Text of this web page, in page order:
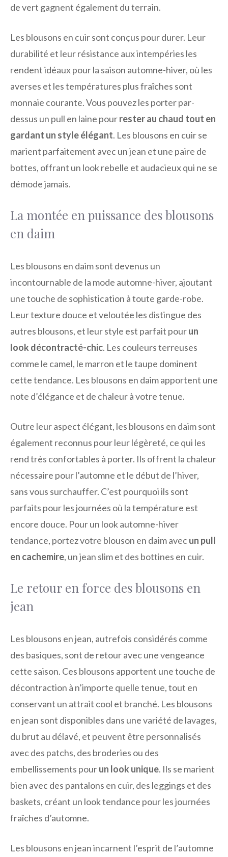
de vert gagnent également du terrain.
Les blousons en cuir sont conçus pour durer. Leur
durabilité et leur résistance aux intempéries les
rendent idéaux pour la saison automne-hiver, où les
averses et les températures plus fraîches sont
monnaie courante. Vous pouvez les porter par-
dessus un pull en laine pourrester au chaud tout en
gardant un style élégant. Les blousons en cuir se
marient parfaitement avec un jean et une paire de
bottes, offrant un look rebelle et audacieux qui ne se
démode jamais.
La montée en puissance des blousons
en daim
Les blousons en daim sont devenus un
incontournable de la mode automne-hiver, ajoutant
une touche de sophistication à toute garde-robe.
Leur texture douce et veloutée les distingue des
autres blousons, et leur style est parfait pourun
look décontracté-chic. Les couleurs terreuses
comme le camel, le marron et le taupe dominent
cette tendance. Les blousons en daim apportent une
note d’élégance et de chaleur à votre tenue.
Outre leur aspect élégant, les blousons en daim sont
également reconnus pour leur légèreté, ce qui les
rend très confortables à porter. Ils offrent la chaleur
nécessaire pour l’automne et le début de l’hiver,
sans vous surchauffer. C’est pourquoi ils sont
parfaits pour les journées où la température est
encore douce. Pour un look automne-hiver
tendance, portez votre blouson en daim avecun pull
en cachemire, un jean slim et des bottines en cuir.
Le retour en force des blousons en
jean
Les blousons en jean, autrefois considérés comme
des basiques, sont de retour avec une vengeance
cette saison. Ces blousons apportent une touche de
décontraction à n’importe quelle tenue, tout en
conservant un attrait cool et branché. Les blousons
en jean sont disponibles dans une variété de lavages,
du brut au délavé, et peuvent être personnalisés
avec des patchs, des broderies ou des
embellissements pourun look unique. Ils se marient
bien avec des pantalons en cuir, des leggings et des
baskets, créant un look tendance pour les journées
fraîches d’automne.
Les blousons en jean incarnent l’esprit de l’automne